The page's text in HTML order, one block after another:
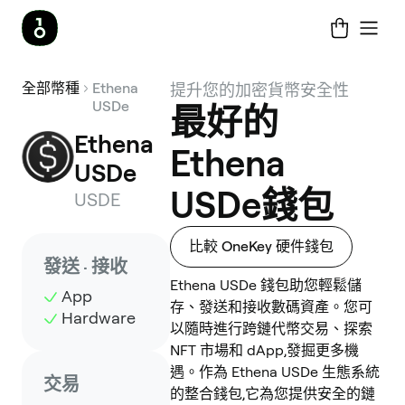
全部幣種
Ethena
USDe
Ethena
USDe
USDE
發送 · 接收
App
Hardware
交易
提升您的加密貨幣安全性
最好的
Ethena
USDe錢包
比較 OneKey 硬件錢包
Ethena USDe 錢包助您輕鬆儲
存、發送和接收數碼資產。您可
以隨時進行跨鏈代幣交易、探索
NFT 市場和 dApp,發掘更多機
遇。作為 Ethena USDe 生態系統
的整合錢包,它為您提供安全的鏈